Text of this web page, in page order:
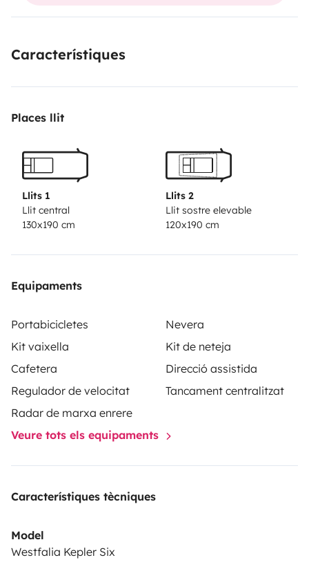
Característiques
Places llit
Llits 1
Llit central
130x190 cm
Llits 2
Llit sostre elevable
120x190 cm
Equipaments
Portabicicletes
Nevera
Kit vaixella
Kit de neteja
Cafetera
Direcció assistida
Regulador de velocitat
Tancament centralitzat
Radar de marxa enrere
Veure tots els equipaments
Característiques tècniques
Model
Westfalia Kepler Six